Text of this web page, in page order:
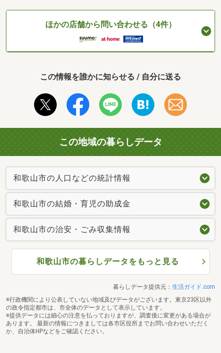
ほかの店舗から問い合わせる（4件）
この情報を誰かに知らせる / 自分に送る
この地域の暮らしデータ
和歌山市の人口などの統計情報
和歌山市の結婚・育児の助成金
和歌山市の治安・ごみ収集情報
和歌山市の暮らしデータをもっと見る
暮らしデータ提供元： 生活ガイド.com
※行政機関により公表していない地域及びデータがございます。東京23区以外
の政令指定都市は、市全体のデータとして表示しています。
※提供データには細心の注意を払っておりますが、調査後に変更がある場合が
あります。 最新の情報につきましては各市区役所までお問い合わせいただく
か、自治体HPなどをご確認ください。